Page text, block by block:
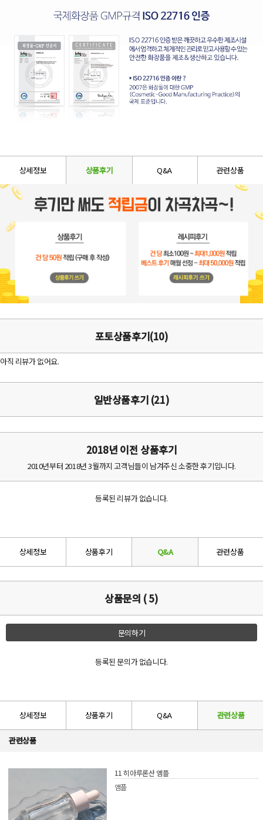
상세정보 상품후기 Q&A 관련상품
포토상품후기(10)
아직 리뷰가 없어요.
일반상품후기 (21)
2018년 이전 상품후기
2010년부터 2018년 3월까지 고객님들이 남겨주신 소중한 후기입니다.
등록된 리뷰가 없습니다.
상세정보 상품후기 Q&A 관련상품
상품문의 ( 5)
문의하기
등록된 문의가 없습니다.
상세정보 상품후기 Q&A 관련상품
관련상품
11 히아루론산 앰플
앰플